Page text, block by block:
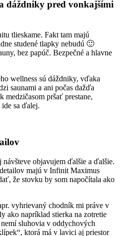
dáždniky pred vonkajšími
tlieskame. Fakt tam majú
studené tlapky nebudú 🙂
bez papúč. Bezpečné a hlavne
wellness sú dáždniky, vďaka
saunami a ani počas dažďa
medzičasom pršať prestane,
sa ďalej.
objavujem ďalšie a ďalšie.
majú v Infinit Maximus
že stovku by som napočítala ako
vyhrievaný chodník mi práve v
ako napríklad stierka na zotretie
sluhovia v oddychových
ktorá má v lavici aj priestor